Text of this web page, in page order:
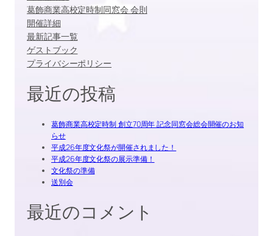
葛飾商業高校定時制同窓会 会則
開催詳細
最新記事一覧
ゲストブック
プライバシーポリシー
最近の投稿
葛飾商業高校定時制 創立70周年 記念同窓会総会開催のお知
らせ
平成26年度文化祭が開催されました！
平成26年度文化祭の展示準備！
文化祭の準備
送別会
最近のコメント